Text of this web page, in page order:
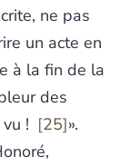
ne pas
un acte en
à la fin de la
des
!
25 ».